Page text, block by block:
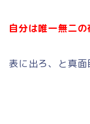
自分は唯一無二の
表に出ろ、と真面